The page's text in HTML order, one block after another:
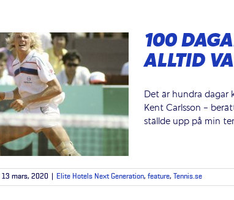
100
ALLTID
Det är hundra dagar
Kent Carlsson -
ställde upp på min
13 mars, 2020 Elite Hotels Next Generation, feature, Tennis.se